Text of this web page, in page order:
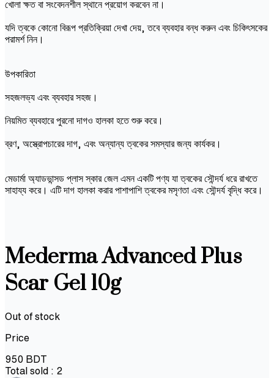
খোলা ক্ষত বা সংবেদনশীল স্থানে প্রয়োগ করবেন না।
যদি ত্বকে কোনো বিরূপ প্রতিক্রিয়া দেখা দেয়, তবে ব্যবহার বন্ধ করুন এবং চিকিৎসকের
পরামর্শ নিন।
উপকারিতা
সহজলভ্য এবং ব্যবহার সহজ।
নিয়মিত ব্যবহারে পুরনো দাগও হালকা হতে শুরু করে।
ব্রণ, অস্ত্রোপচারের দাগ, এবং অন্যান্য ত্বকের সমস্যার জন্য কার্যকর।
মেডার্মা অ্যাডভান্সড প্লাস স্কার জেল এমন একটি পণ্য যা ত্বকের সৌন্দর্য ধরে রাখতে
সাহায্য করে। এটি দাগ হালকা করার পাশাপাশি ত্বকের মসৃণতা এবং সৌন্দর্য বৃদ্ধি করে।
Mederma Advanced Plus
Scar Gel 10g
Out of stock
Price
950 BDT
Total sold : 2